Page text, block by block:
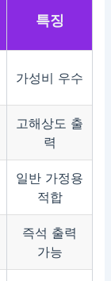
특징
가성비 우수
고해상도 출
력
일반 가정용
적합
즉석 출력
가능